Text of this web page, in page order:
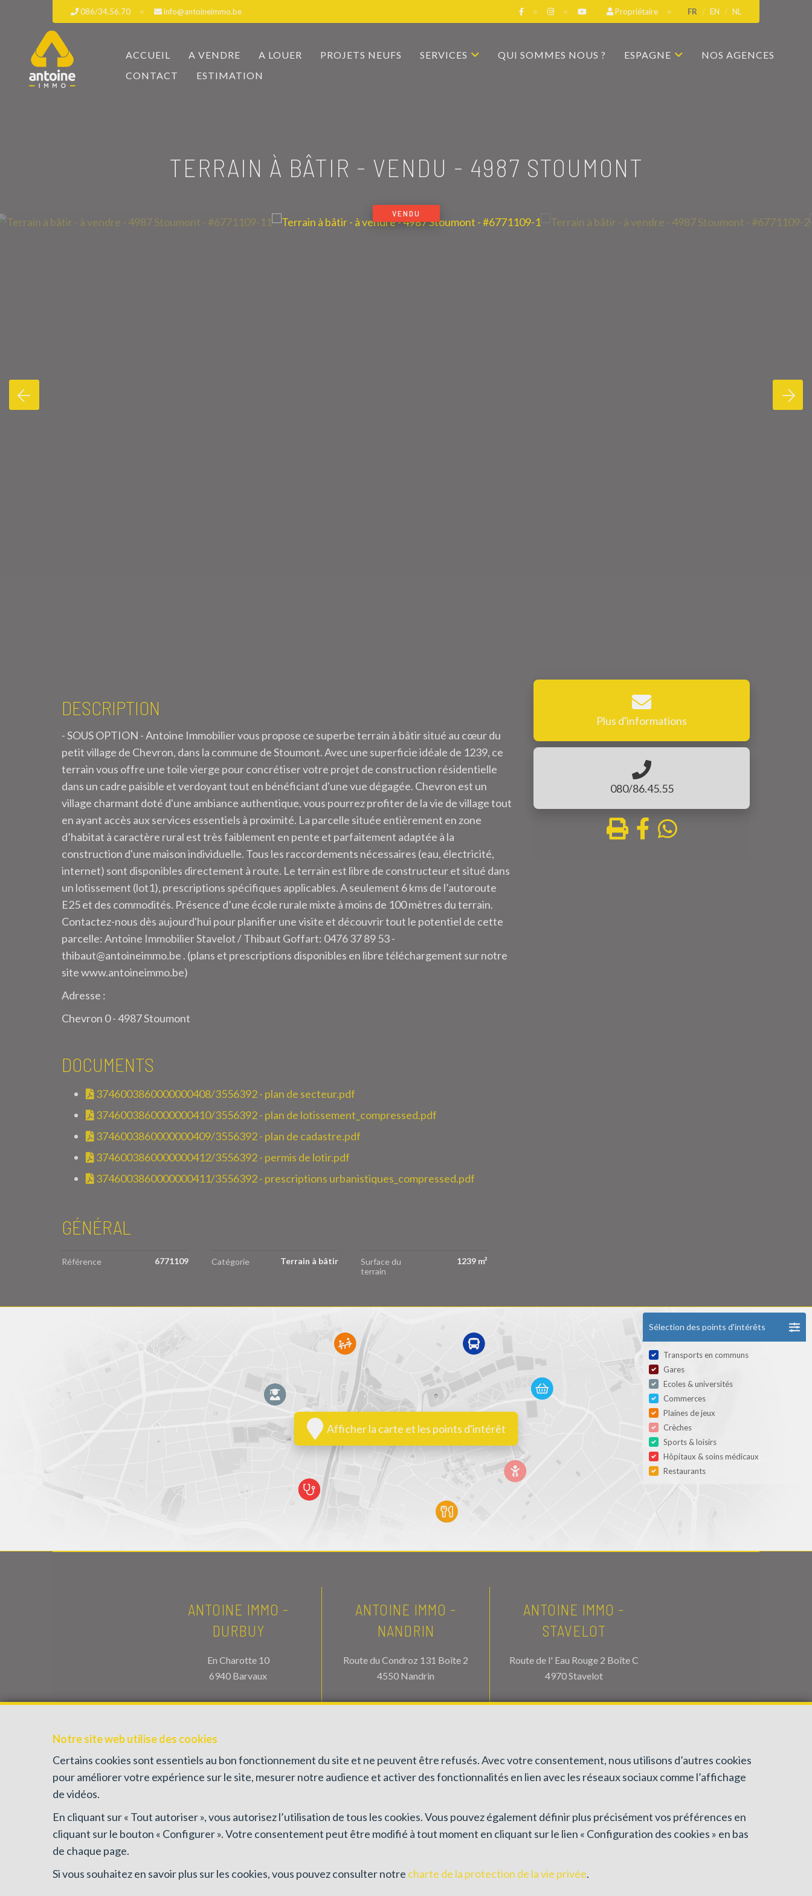
086/34.56.70 info@antoineimmo.be Propriétaire FR EN NL
ACCUEIL A VENDRE A LOUER PROJETS NEUFS SERVICES QUI SOMMES NOUS ? ESPAGNE
NOS AGENCES
CONTACT
ESTIMATION
TERRAIN À BÂTIR - VENDU - 4987 STOUMONT
VENDU
DESCRIPTION
- SOUS OPTION - Antoine Immobilier vous propose ce superbe terrain à bâtir situé au cœur du
petit village de Chevron, dans la commune de Stoumont. Avec une superficie idéale de 1239, ce
terrain vous offre une toile vierge pour concrétiser votre projet de construction résidentielle
dans un cadre paisible et verdoyant tout en bénéficiant d'une vue dégagée. Chevron est un
village charmant doté d'une ambiance authentique, vous pourrez profiter de la vie de village tout
en ayant accès aux services essentiels à proximité. La parcelle située entièrement en zone
d’habitat à caractère rural est très faiblement en pente et parfaitement adaptée à la
construction d'une maison individuelle. Tous les raccordements nécessaires (eau, électricité,
internet) sont disponibles directement à route. Le terrain est libre de constructeur et situé dans
un lotissement (lot1), prescriptions spécifiques applicables. A seulement 6 kms de l’autoroute
E25 et des commodités. Présence d’une école rurale mixte à moins de 100 mètres du terrain.
Contactez-nous dès aujourd'hui pour planifier une visite et découvrir tout le potentiel de cette
parcelle: Antoine Immobilier Stavelot / Thibaut Goffart: 0476 37 89 53 -
thibaut@antoineimmo.be . (plans et prescriptions disponibles en libre téléchargement sur notre
site www.antoineimmo.be)
Adresse :
Chevron 0 - 4987 Stoumont
DOCUMENTS
3746003860000000408/3556392 - plan de secteur.pdf
3746003860000000410/3556392 - plan de lotissement_compressed.pdf
3746003860000000409/3556392 - plan de cadastre.pdf
3746003860000000412/3556392 - permis de lotir.pdf
3746003860000000411/3556392 - prescriptions urbanistiques_compressed.pdf
GÉNÉRAL
Référence 6771109 Catégorie Terrain à bâtir
Surface du
terrain
1239 m²
Plus d'informations
080/86.45.55
Sélection des points d'intérêts
Transports en communs
Gares
Ecoles & universités
Commerces
Plaines de jeux
Crèches
Sports & loisirs
Hôpitaux & soins médicaux
Restaurants
Afficher la carte et les points d'intérêt
Notre site web utilise des cookies
Certains cookies sont essentiels au bon fonctionnement du site et ne peuvent être refusés. Avec votre consentement, nous utilisons d’autres cookies
pour améliorer votre expérience sur le site, mesurer notre audience et activer des fonctionnalités en lien avec les réseaux sociaux comme l’affichage
de vidéos.
En cliquant sur « Tout autoriser », vous autorisez l’utilisation de tous les cookies. Vous pouvez également définir plus précisément vos préférences en
cliquant sur le bouton « Configurer ». Votre consentement peut être modifié à tout moment en cliquant sur le lien « Configuration des cookies » en bas
de chaque page.
Si vous souhaitez en savoir plus sur les cookies, vous pouvez consulter notre charte de la protection de la vie privée.
ANTOINE IMMO -
DURBUY
En Charotte 10
6940 Barvaux
TEL.086/34.56.70
ANTOINE IMMO -
NANDRIN
Route du Condroz 131 Boîte 2
4550 Nandrin
TEL.085/21.56.76
ANTOINE IMMO -
STAVELOT
Route de l' Eau Rouge 2 Boîte C
4970 Stavelot
TEL.080/86.45.55
Agent immobilier intermédiaire agréé IPI sous le numéro 100082 en Belgique - N° entreprise : TVA BE0459.580.159- Instance de contrôle: Institut professionnel des agents
RC professionnelle et cautionnement via AXA Belgium SA, Place du Trône 1, 1000 Bruxelles – police n° 730.390.160. Couverture valable pour les activités réalisées en Belgique